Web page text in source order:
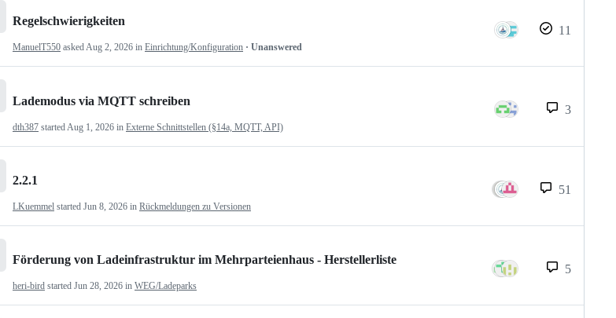
Regelschwierigkeiten
ManuelT550 askedAug 2, 2026 in Einrichtung/Konfiguration · Unanswered
11
Lademodus via MQTT schreiben
dth387 started Aug 1, 2026 in Externe Schnittstellen (§14a, MQTT, API)
3
2.2.1
LKuemmel started Jun 8, 2026 in Rückmeldungen zu Versionen
51
Förderung von Ladeinfrastruktur im Mehrparteienhaus - Herstellerliste
heri-bird started Jun 28, 2026 in WEG/Ladeparks
5